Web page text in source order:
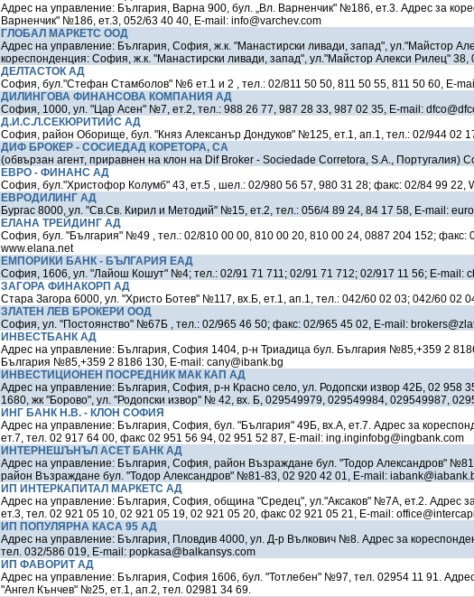
Адрес на управление: България, Варна 900, бул. „Вл. Варненчик" №186, ет.3. Адрес за
Варненчик" №186, ет.3, 052/63 40 40, E-mail: info@varchev.com
ГЛОБАЛ МАРКЕТС ООД
Адрес на управление: България, София, ж.к. "Манастирски ливади, запад", ул."Майстор
кореспонденция: София, ж.к. "Манастирски ливади, запад", ул."Майстор Алекси Рилец"
ДЕЛТАСТОК АД
София, бул."Стефан Стамболов" №6 ет.1 и 2 , тел.: 02/811 50 50, 811 50 55, 811 50 60, E-
ДИЛИНГОВА ФИНАНСОВА КОМПАНИЯ АД
София, 1000, ул. "Цар Асен" №7, ет.2, тел.: 988 26 77, 987 28 33, 987 02 35, E-mail:
Д.И.С.Л.СЕКЮРИТИЙС АД
София, район Оборище, бул. "Княз Алексанър Дондуков" №125, ет.1, ап.1, тел.: 02/944 02
ДИФ БРОКЕР - СОСИЕДАД КОРЕТОРА, СА
(обвързан агент, приравнен на клон на Dif Broker - Sociedade Corretora, S.A., Португалия)
ЕВРО - ФИНАНС АД
София, бул."Христофор Колумб" 43, ет.5 , шел.: 02/980 56 57, 980 31 28; факс: 02/84 99 22,
ЕВРОДИЛИНГ АД
Бургас 8000, ул. "Св.Св. Кирил и Методий" №15, ет.2, тел.: 056/4 89 24, 84 17 58, E-mail:
ЕЛАНА ТРЕЙДИНГ АД
София, бул. "България" №49 , тел.: 02/810 00 00, 810 00 20, 810 00 24, 0887 204 152; факс:
www.elana.net
ЕМПОРИКИ БАНК - БЪЛГАРИЯ ЕАД
София, 1606, ул. "Лайош Кошут" №4; тел.: 02/91 71 711; 02/91 71 712; 02/917 11 56; E-mail:
ЗАГОРА ФИНАКОРП АД
Стара Загора 6000, ул. "Христо Ботев" №117, вх.Б, ет.1, ап.1, тел.: 042/60 02 03; 042/60 02
ЗЛАТЕН ЛЕВ БРОКЕРИ ООД
София, ул. "Постоянство" №67Б , тел.: 02/965 46 50; факс: 02/965 45 02, E-mail:
ИНВЕСТБАНК АД
Адрес на управление: България, София 1404, р-н Триадица бул. България №85,+359 2
България №85,+359 2 8186 130, E-mail: cany@ibank.bg
ИНВЕСТИЦИОНЕН ПОСРЕДНИК МАК КАП АД
Адрес на управление: България, София, р-н Красно село, ул. Родопски извор 42Б, 02 958
1680, жк "Борово", ул. "Родопски извор" № 42, вх. Б, 029549979, 029549984, 029549987,
ИНГ БАНК Н.В. - КЛОН СОФИЯ
Адрес на управление: България, София, бул. "България" 49Б, вх.А, ет.7. Адрес за
ет.7, тел. 02 917 64 00, факс 02 951 56 94, 02 951 52 87, E-mail: ing.inginfobg@ingbank.com
ИНТЕРНЕШЪНЪЛ АСЕТ БАНК АД
Адрес на управление: България, София, район Възраждане бул. "Тодор Александров"
район Възраждане бул. "Тодор Александров" №81-83, 02 920 42 01, E-mail:
ИП ИНТЕРКАПИТАЛ МАРКЕТС АД
Адрес на управление: България, София, община "Средец", ул."Аксаков" №7А, ет.2. Адрес
ет.3, тел. 02 921 05 10, 02 921 05 19, 02 921 05 20, факс 02 921 05 21, E-mail:
ИП ПОПУЛЯРНА КАСА 95 АД
Адрес на управление: България, Пловдив 4000, ул. Д-р Вълкович №8. Адрес за
тел. 032/586 019, E-mail: popkasa@balkansys.com
ИП ФАВОРИТ АД
Адрес на управление: България, София 1606, бул. "Тотлебен" №97, тел. 02954 11 91.
"Ангел Кънчев" №25, ет.1, ап.2, тел. 02981 34 69.